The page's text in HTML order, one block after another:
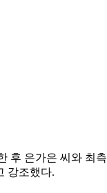
후 은가은 씨와 최
강조했다.